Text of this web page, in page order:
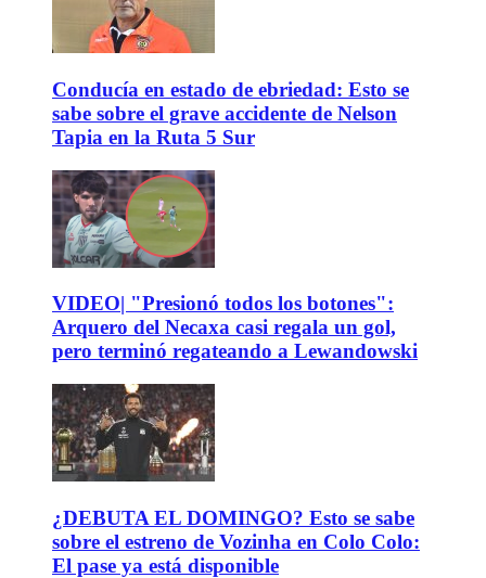
Conducía en estado de ebriedad: Esto se
sabe sobre el grave accidente de Nelson
Tapia en la Ruta 5 Sur
VIDEO| "Presionó todos los botones":
Arquero del Necaxa casi regala un gol,
pero terminó regateando a Lewandowski
¿DEBUTA EL DOMINGO? Esto se sabe
sobre el estreno de Vozinha en Colo Colo:
El pase ya está disponible